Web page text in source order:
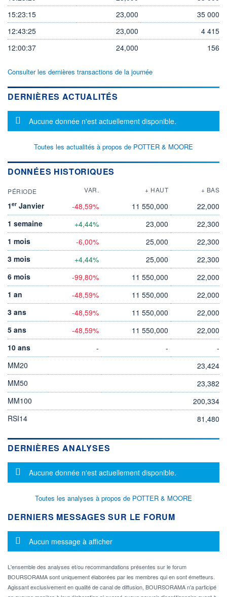
15:23:15
23,000
35 000
12:43:25
23,000
4 415
12:00:37
24,000 156
Consulter les dernières transactions de la journée
DERNIÈRES ACTUALITÉS
Message d'information
Aucune donnée n'est actuellement disponible.
Toutes les actualités à propos de POTTER & MOORE
DONNÉES HISTORIQUES
PÉRIODE VAR. + HAUT + BAS
1er Janvier -48,59% 11 550,000
22,000
1 semaine
+4,44% 23,000
22,300
1 mois
-6,00% 25,000
22,300
3 mois
+4,44% 25,000
22,300
6 mois
-99,80% 11 550,000
22,000
1 an
-48,59% 11 550,000
22,000
3 ans
-48,59% 11 550,000
22,000
5 ans
-48,59% 11 550,000
22,000
10 ans
- -
-
MM20
23,424
MM50
23,382
MM100
200,334
RSI14
81,480
DERNIÈRES ANALYSES
Message d'information
Aucune donnée n'est actuellement disponible.
Toutes les analyses à propos de POTTER & MOORE
DERNIERS MESSAGES SUR LE FORUM
Message d'information
Aucun message à afficher
L'ensemble des analyses et/ou recommandations présentes sur le forum
BOURSORAMA sont uniquement élaborées par les membres qui en sont émetteurs.
Agissant exclusivement en qualité de canal de diffusion, BOURSORAMA n'a participé